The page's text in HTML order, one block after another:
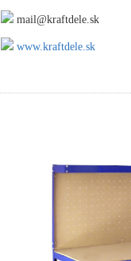
mail@kraftdele.sk
www.kraftdele.sk